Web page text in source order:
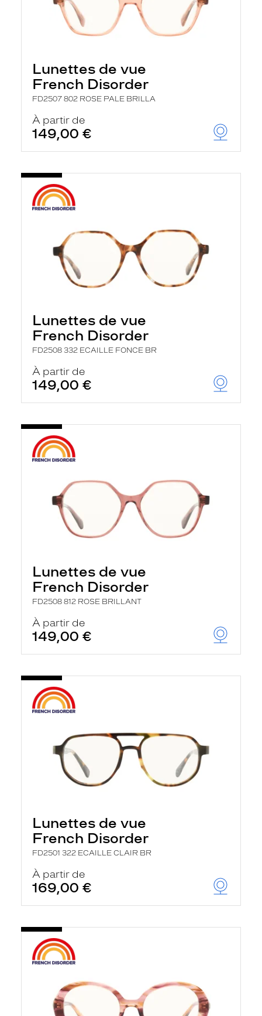
Lunettes de vue
French Disorder
FD2507 802 ROSE PALE BRILLA
À partir de
149,00 €
Lunettes de vue
French Disorder
FD2508 332 ECAILLE FONCE BR
À partir de
149,00 €
Lunettes de vue
French Disorder
FD2508 812 ROSE BRILLANT
À partir de
149,00 €
Lunettes de vue
French Disorder
FD2501 322 ECAILLE CLAIR BR
À partir de
169,00 €